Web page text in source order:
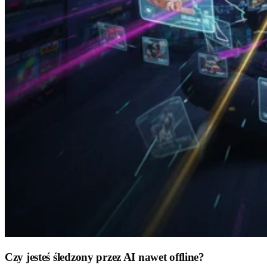
Czy jesteś śledzony przez AI nawet offline?